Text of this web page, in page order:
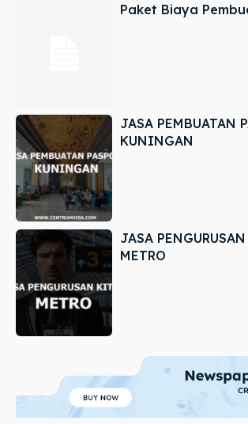
Paket Biaya
JASA PEMBUATAN
KUNINGAN
JASA
METRO